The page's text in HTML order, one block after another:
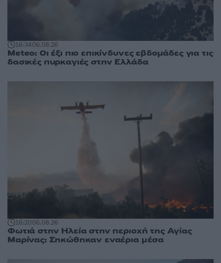
16:3406.08.26
Meteo: Οι έξι πιο επικίνδυνες εβδομάδες για τις
δασικές πυρκαγιές στην Ελλάδα
16:2006.08.26
Φωτιά στην Ηλεία στην περιοχή της Αγίας
Μαρίνας: Σηκώθηκαν εναέρια μέσα